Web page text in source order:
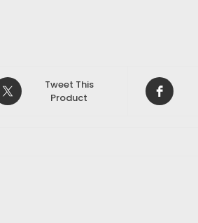
Tweet This
Product